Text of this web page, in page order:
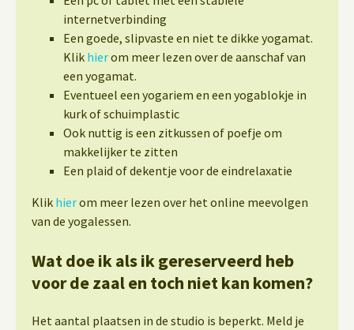
internetverbinding
Een goede, slipvaste en niet te dikke yogamat.
Klik hierom meer lezen over de aanschaf van
een yogamat.
Eventueel een yogariem en een yogablokje in
kurk of schuimplastic
Ook nuttig is een zitkussen of poefje om
makkelijker te zitten
Een plaid of dekentje voor de eindrelaxatie
Klik hierom meer lezen over het online meevolgen
van de yogalessen.
Wat doe ik als ik gereserveerd heb
voor de zaal en toch niet kan komen?
Het aantal plaatsen in de studio is beperkt. Meld je